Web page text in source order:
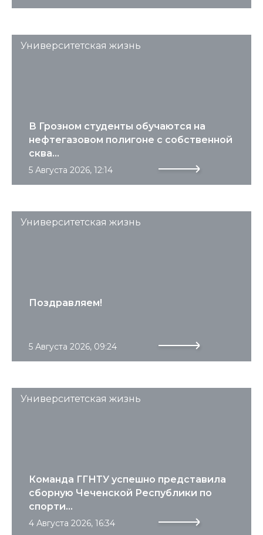
Университетская жизнь
5 Августа 2026, 12:14
В Грозном студенты обучаются на
нефтегазовом полигоне с собственной
сква...
Университетская жизнь
5 Августа 2026, 09:24
Поздравляем!
Университетская жизнь
4 Августа 2026, 16:34
Команда ГГНТУ успешно представила
сборную Чеченской Республики по
спорти...